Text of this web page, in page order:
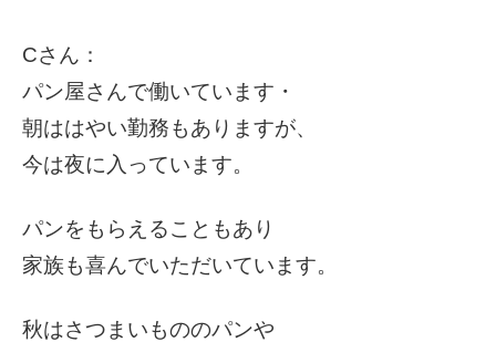
Cさん：
パン屋さんで働いています・
朝ははやい勤務もありますが、
今は夜に入っています。
パンをもらえることもあり
家族も喜んでいただいています。
秋はさつまいもののパンや